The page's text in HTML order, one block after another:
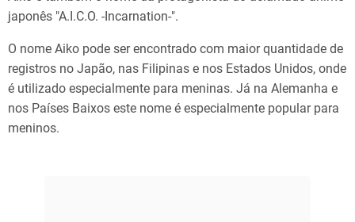
japonês "A.I.C.O. -Incarnation-".
O nome Aiko pode ser encontrado com maior quantidade de
registros no Japão, nas Filipinas e nos Estados Unidos, onde
é utilizado especialmente para meninas. Já na Alemanha e
nos Países Baixos este nome é especialmente popular para
meninos.